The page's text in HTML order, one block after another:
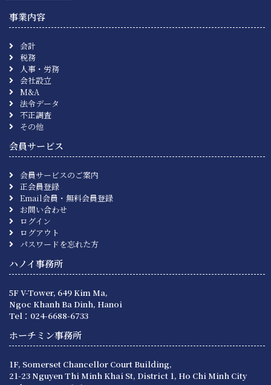
事業内容
会計
税務
人事・労務
会社設立
M&A
法令データ
不正調査
その他
会員サービス
会員サービスのご案内
正会員登録
Email会員・無料会員登録
お問い合わせ
ログイン
ログアウト
パスワードを忘れた方
ハノイ事務所
5F V-Tower, 649 Kim Ma,
Ngoc Khanh Ba Dinh, Hanoi
Tel：024-6688-6733
ホーチミン事務所
1F, Somerset Chancellor Court Building,
21-23 Nguyen Thi Minh Khai St, District 1, Ho Chi Minh City